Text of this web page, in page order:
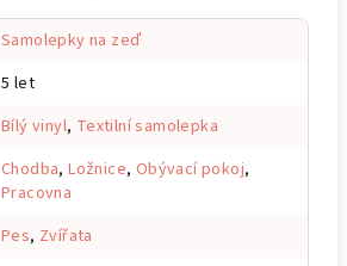
Samolepky na zeď
5 let
Bílý vinyl, Textilní samolepka
Chodba,Ložnice, Obývací pokoj,
Pracovna
Pes, Zvířata